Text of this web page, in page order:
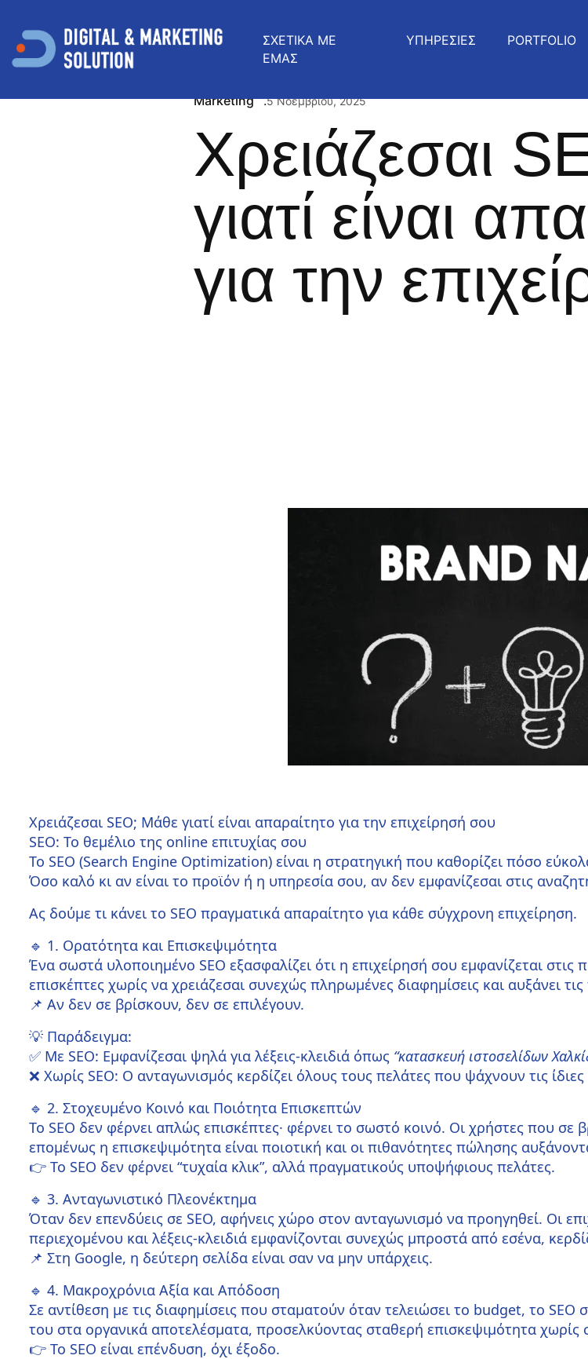
ΣΧΕΤΙΚΑ ΜΕ
ΕΜΑΣ
ΥΠΗΡΕΣΙΕΣ PORTFOLIO
Marketing 5 Νοεμβρίου, 2025
Χρειάζεσαι
γιατί είναι
για την
Χρειάζεσαι SEO; Μάθε γιατί είναι απαραίτητο για την επιχείρησή σου
SEO: Το θεμέλιο της online επιτυχίας σου
Το SEO (Search Engine Optimization) είναι η στρατηγική που καθορίζει πόσο
Όσο καλό κι αν είναι το προϊόν ή η υπηρεσία σου, αν δεν εμφανίζεσαι στις
Ας δούμε τι κάνει το SEO πραγματικά απαραίτητο για κάθε σύγχρονη επιχείρηση.
🔹 1. Ορατότητα και Επισκεψιμότητα
Ένα σωστά υλοποιημένο SEO εξασφαλίζει ότι η επιχείρησή σου εμφανίζεται
επισκέπτες χωρίς να χρειάζεσαι συνεχώς πληρωμένες διαφημίσεις και αυξάνει
📌 Αν δεν σε βρίσκουν, δεν σε επιλέγουν.
💡 Παράδειγμα:
✅ Με SEO: Εμφανίζεσαι ψηλά για λέξεις-κλειδιά όπως “κατασκευή ιστοσελίδων
❌ Χωρίς SEO: Ο ανταγωνισμός κερδίζει όλους τους πελάτες που ψάχνουν τις
🔹 2. Στοχευμένο Κοινό και Ποιότητα Επισκεπτών
Το SEO δεν φέρνει απλώς επισκέπτες· φέρνει το σωστό κοινό. Οι χρήστες που
επομένως η επισκεψιμότητα είναι ποιοτική και οι πιθανότητες πώλησης
👉 Το SEO δεν φέρνει “τυχαία κλικ”, αλλά πραγματικούς υποψήφιους πελάτες.
🔹 3. Ανταγωνιστικό Πλεονέκτημα
Όταν δεν επενδύεις σε SEO, αφήνεις χώρο στον ανταγωνισμό να προηγηθεί. Οι
περιεχομένου και λέξεις-κλειδιά εμφανίζονται συνεχώς μπροστά από εσένα,
📌 Στη Google, η δεύτερη σελίδα είναι σαν να μην υπάρχεις.
🔹 4. Μακροχρόνια Αξία και Απόδοση
Σε αντίθεση με τις διαφημίσεις που σταματούν όταν τελειώσει το budget, το
του στα οργανικά αποτελέσματα, προσελκύοντας σταθερή επισκεψιμότητα
👉 Το SEO είναι επένδυση, όχι έξοδο.